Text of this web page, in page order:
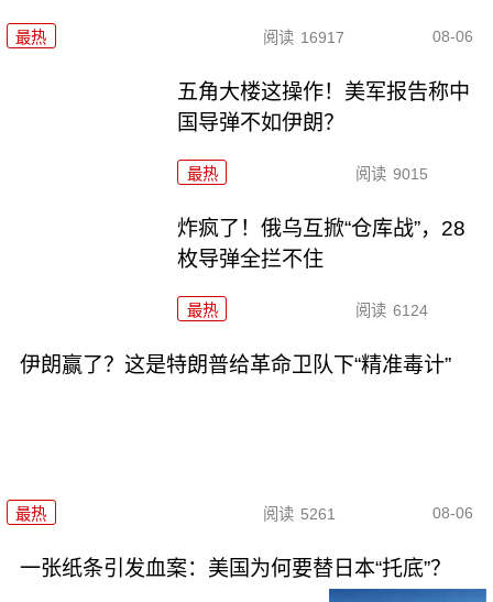
最热 阅读 16917 08-06
五角大楼这操作！美军报告称中
国导弹不如伊朗？
最热 阅读 9015
炸疯了！俄乌互掀“仓库战”，28
枚导弹全拦不住
最热 阅读 6124
伊朗赢了？这是特朗普给革命卫队下“精准毒计”
最热 阅读 5261 08-06
一张纸条引发血案：美国为何要替日本“托底”？